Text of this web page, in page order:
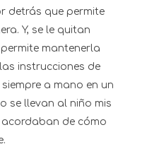
detrás que permite
Y, se le quitan
mantenerla
instrucciones de
a mano en un
se llevan al niño mis
de cómo